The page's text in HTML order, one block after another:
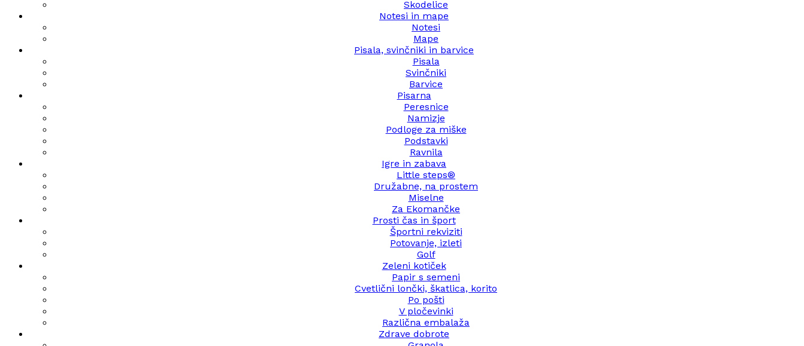
Skodelice
Notesi in mape
Notesi
Mape
Pisala, svinčniki in barvice
Pisala
Svinčniki
Barvice
Pisarna
Peresnice
Namizje
Podloge za miške
Podstavki
Ravnila
Igre in zabava
Little steps®
Družabne, na prostem
Miselne
Za Ekomančke
Prosti čas in šport
Športni rekviziti
Potovanje, izleti
Golf
Zeleni kotiček
Papir s semeni
Cvetlični lončki, škatlica, korito
Po pošti
V pločevinki
Različna embalaža
Zdrave dobrote